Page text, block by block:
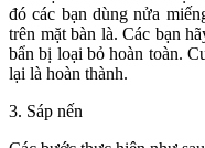
đó các bạn dùng nửa
trên mặt bàn là. Các bạn
bẩn bị loại bỏ hoàn toàn.
lại là hoàn thành.
3. Sáp nến